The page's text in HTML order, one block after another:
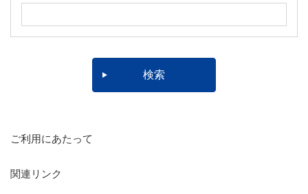
ご利用にあたって
関連リンク